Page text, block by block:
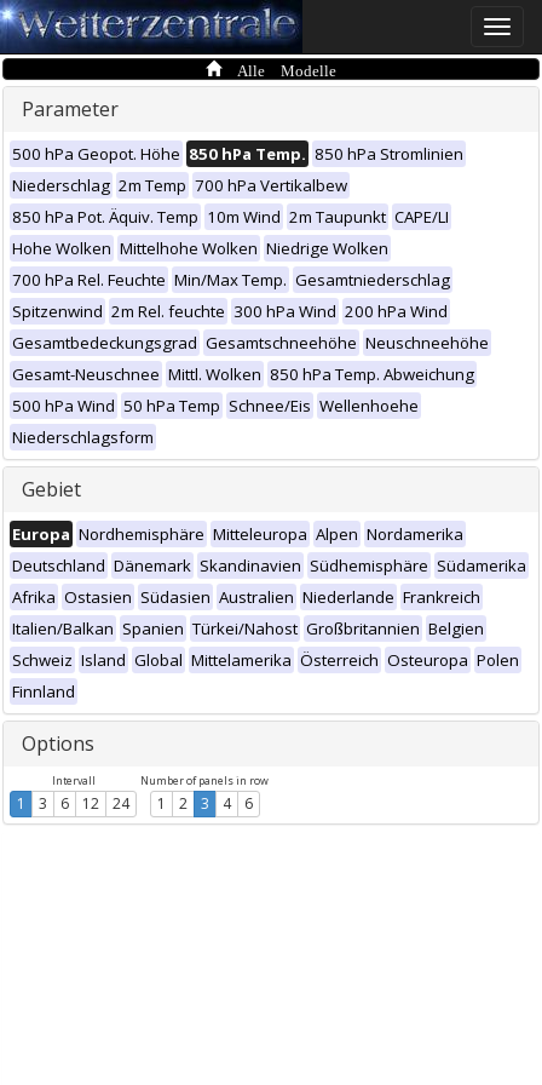
Toggle
Alle Modelle
Parameter
500 hPa Geopot. Höhe 850 hPa Temp. 850 hPa Stromlinien
Niederschlag 2m Temp 700 hPa Vertikalbew
850 hPa Pot. Äquiv. Temp 10m Wind 2m Taupunkt CAPE/LI
Hohe Wolken Mittelhohe Wolken Niedrige Wolken
700 hPa Rel. Feuchte Min/Max Temp. Gesamtniederschlag
Spitzenwind 2m Rel. feuchte 300 hPa Wind 200 hPa Wind
Gesamtbedeckungsgrad Gesamtschneehöhe Neuschneehöhe
Gesamt-Neuschnee Mittl. Wolken 850 hPa Temp. Abweichung
500 hPa Wind 50 hPa Temp Schnee/Eis Wellenhoehe
Niederschlagsform
Gebiet
Europa Nordhemisphäre Mitteleuropa Alpen Nordamerika
Deutschland Dänemark Skandinavien Südhemisphäre Südamerika
Afrika Ostasien Südasien Australien Niederlande Frankreich
Italien/Balkan Spanien Türkei/Nahost Großbritannien Belgien
Schweiz Island Global Mittelamerika Österreich Osteuropa Polen
Finnland
Options
Intervall
1 3 6 12 24
Number of panels in row
1 2 3 4 6